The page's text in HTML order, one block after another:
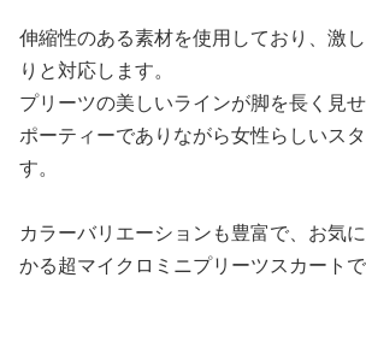
伸縮性のある素材を使用しており、激
りと対応します。
プリーツの美しいラインが脚を長く見
ポーティーでありながら女性らしいス
す。
カラーバリエーションも豊富で、お気
かる超マイクロミニプリーツスカートで